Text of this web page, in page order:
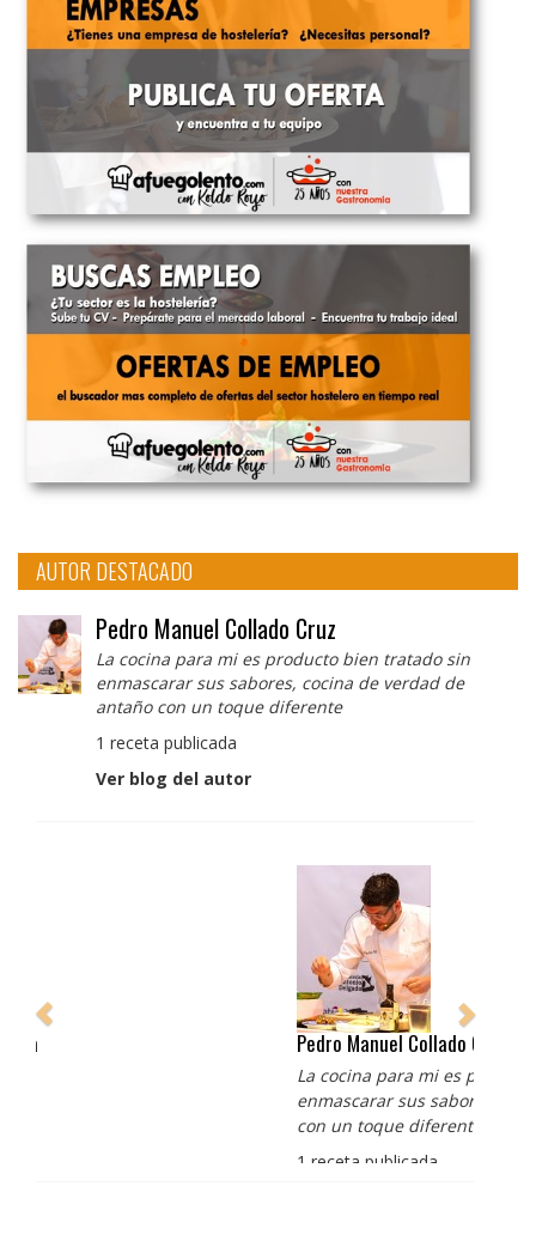
AUTOR DESTACADO
Pedro Manuel Collado Cruz
La cocina para mi es producto bien tratado sin
enmascarar sus sabores, cocina de verdad de
antaño con un toque diferente
1 receta publicada
Ver blog del autor
Pedro Manuel Collado Cruz
La cocina para mi es producto bien tratado sin
enmascarar sus sabores, cocina de verdad de antaño